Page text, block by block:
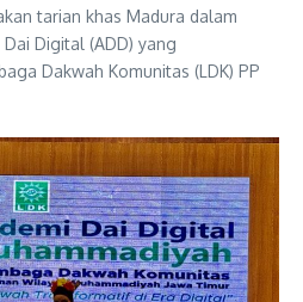
tarian khas Madura dalam
Digital (ADD) yang
Dakwah Komunitas (LDK) PP